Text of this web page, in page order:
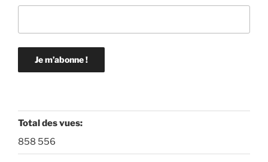
Total des vues:
858 556